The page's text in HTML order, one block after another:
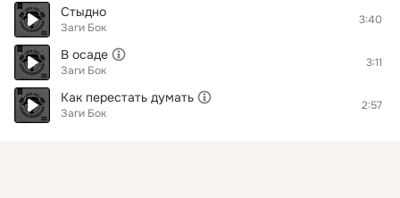
Стыдно
Заги Бок
3:40
В осаде
Заги Бок
3:11
Как перестать думать
Заги Бок
2:57